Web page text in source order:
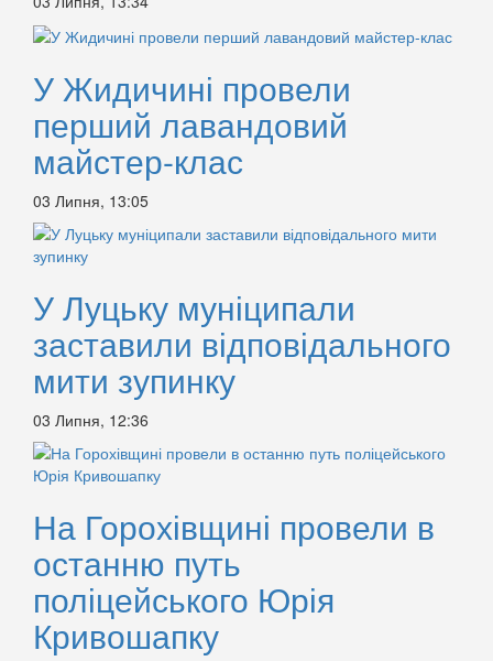
У Жидичині провели
перший лавандовий
майстер-клас
03 Липня, 13:05
У Луцьку муніципали
заставили відповідального
мити зупинку
03 Липня, 12:36
На Горохівщині провели в
останню путь
поліцейського Юрія
Кривошапку